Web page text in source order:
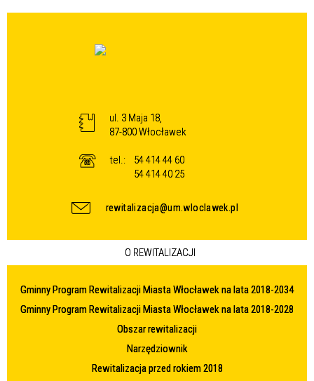
ul. 3 Maja 18,
87-800 Włocławek
tel.:
54 414 44 60
54 414 40 25
rewitalizacja@um.wloclawek.pl
O REWITALIZACJI
Gminny Program Rewitalizacji Miasta Włocławek na lata 2018-2034
Gminny Program Rewitalizacji Miasta Włocławek na lata 2018-2028
Obszar rewitalizacji
Narzędziownik
Rewitalizacja przed rokiem 2018